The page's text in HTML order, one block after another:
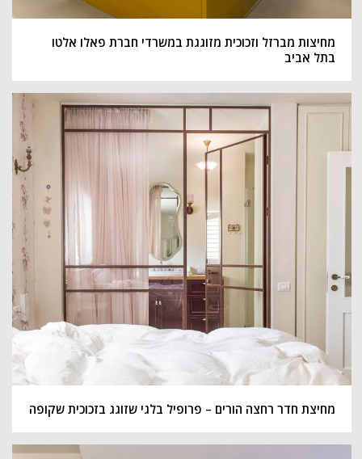
מחיצות מברזל וזכוכית מזוגגת במשרדי חברת פאלו אלטו
בתל אביב
מחיצת חדר רחצה הורים – פרופיל בלגי שזוגג בזכוכית שקופה